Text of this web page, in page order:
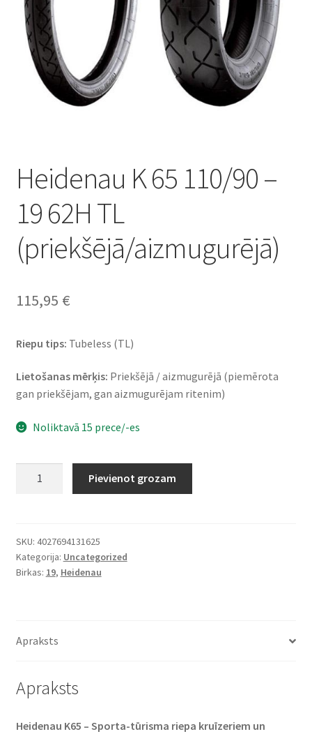
Heidenau K 65 110/90 –
19 62H TL
(priekšējā/aizmugurējā)
115,95 €
Riepu tips: Tubeless (TL)
Lietošanas mērķis: Priekšējā / aizmugurējā (piemērota
gan priekšējam, gan aizmugurējam ritenim)
Noliktavā 15 prece/-es
-
19
62H
Pievienot grozam
SKU: 4027694131625
Kategorija: Uncategorized
Birkas: 19, Heidenau
Apraksts
Apraksts
Heidenau K65 – Sporta-tūrisma riepa kruīzeriem un